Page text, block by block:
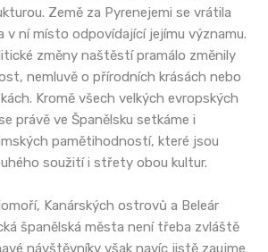
Země za Pyrenejemi se vrátila
v ní místo odpovídající jejímu významu.
změny naštěstí pramálo změnily
nemluvě o přírodních krásách nebo
Kromě všech velkých evropských
právě ve Španělsku setkáme i
pamětihodností, které jsou
soužití i střety obou kultur.
Kanárských ostrovů a Beleár
španělská města není třeba zvláště
návštěvníky však navíc jistě zaujme